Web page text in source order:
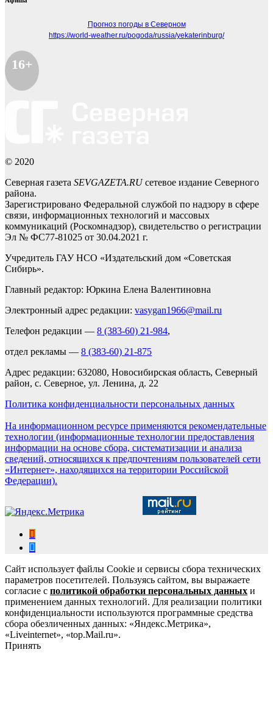
Прогноз погоды в Северном
https://world-weather.ru/pogoda/russia/yekaterinburg/
16+
© 2020
Северная газета SEVGAZETA.RUсетевое издание Северного
района.
Зарегистрировано Федеральной службой по надзору в сфере
связи, информационных технологий и массовых
коммуникаций (Роскомнадзор), свидетельство о регистрации
Эл № ФС77-81025 от 30.04.2021 г.
Учредитель ГАУ НСО «Издательский дом «Советская
Сибирь».
Главный редактор: Юркина Елена Валентиновна
Электронный адрес редакции: vasygan1966@mail.ru
Телефон редакции — 8 (383-60) 21-984,
отдел рекламы — 8 (383-60) 21-875
Адрес редакции: 632080, Новосибирская область, Северный
район, с. Северное, ул. Ленина, д. 22
Политика конфиденциальности персональных данных
На информационном ресурсе применяются рекомендательные
технологии (информационные технологии предоставления
информации на основе сбора, систематизации и анализа
сведений, относящихся к предпочтениям пользователей сети
«Интернет», находящихся на территории Российской
Федерации).
Сайт использует файлы Cookie и сервисы сбора технических
параметров посетителей. Пользуясь сайтом, вы выражаете
согласие с политикой обработки персональных данных и
применением данных технологий. Для реализации политики
конфиденциальности используются программные средства
сбора обезличенных данных: «Яндекс.Метрика»,
«Liveinternet», «top.Mail.ru».
Принять